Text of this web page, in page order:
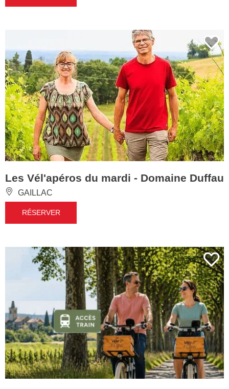
Les Vél'apéros du mardi - Domaine Duffau
GAILLAC
RÉSERVER